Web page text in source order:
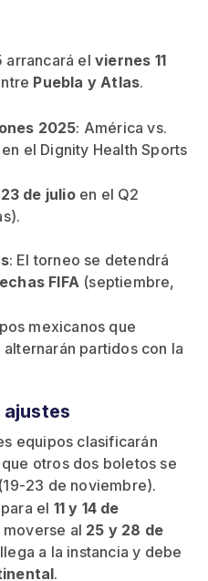
arrancará elviernes 11
Puebla y Atlas.
2025: América vs.
el Dignity Health Sports
23 de julioen el Q2
: El torneo se detendrá
FIFA (septiembre,
mexicanos que
partidos con la
ajustes
equipos clasificarán
otros dos boletos se
(19-23 de noviembre).
el 11 y 14 de
al 25 y 28 de
a la instancia y debe
.